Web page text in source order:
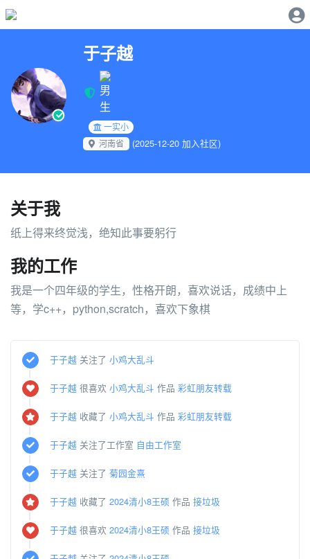
于子越
一实小
河南省
(2025-12-20 加入社区)
关于我
纸上得来终觉浅，绝知此事要躬行
我的工作
我是一个四年级的学生，性格开朗，喜欢说话，成绩中上
等，学c++，python,scratch，喜欢下象棋
于子越 关注了 小鸡大乱斗
于子越 很喜欢 小鸡大乱斗 作品 彩虹朋友转载
于子越 收藏了 小鸡大乱斗 作品 彩虹朋友转载
于子越 关注了工作室 自由工作室
于子越 关注了 菊园金熹
于子越 收藏了 2024清小8王硕 作品 接垃圾
于子越 很喜欢 2024清小8王硕 作品 接垃圾